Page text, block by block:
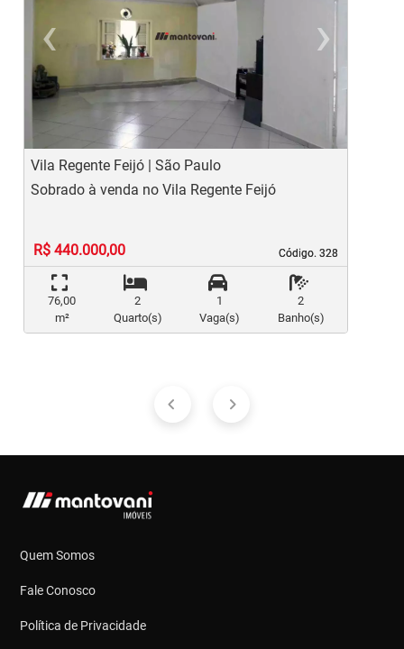
‹
Previous
›
Vila Regente Feijó | São Paulo
Código. 328
Código. 328
Sobrado à venda no Vila Regente Feijó
R$ 440.000,00
76,00
m²
2
Quarto(s)
1
Vaga(s)
2
Banho(s)
Quem Somos
Fale Conosco
Política de Privacidade